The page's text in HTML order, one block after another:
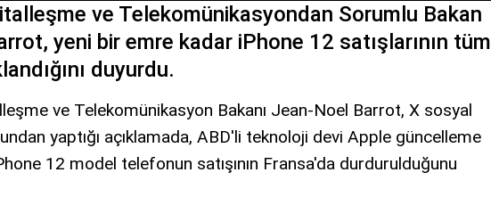
ve Telekomünikasyondan Sorumlu Bakan
yeni bir emre kadar iPhone 12 satışlarının tüm
duyurdu.
ve Telekomünikasyon Bakanı Jean-Noel Barrot, X sosyal
yaptığı açıklamada, ABD'li teknoloji devi Apple güncelleme
12 model telefonun satışının Fransa'da durdurulduğunu